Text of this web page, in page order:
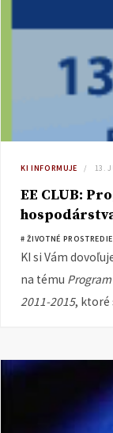
KI INFORMUJE 13.
EE CLUB:
# ŽIVOTNÉ PROSTREDIE
KI si Vám
na tému
2011-2015, ktoré